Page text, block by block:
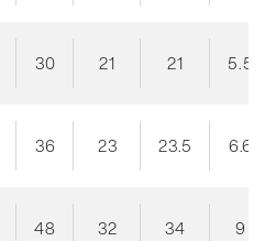
30 21 21 5.5
36 23 23.5 6.6
48 32 34 9